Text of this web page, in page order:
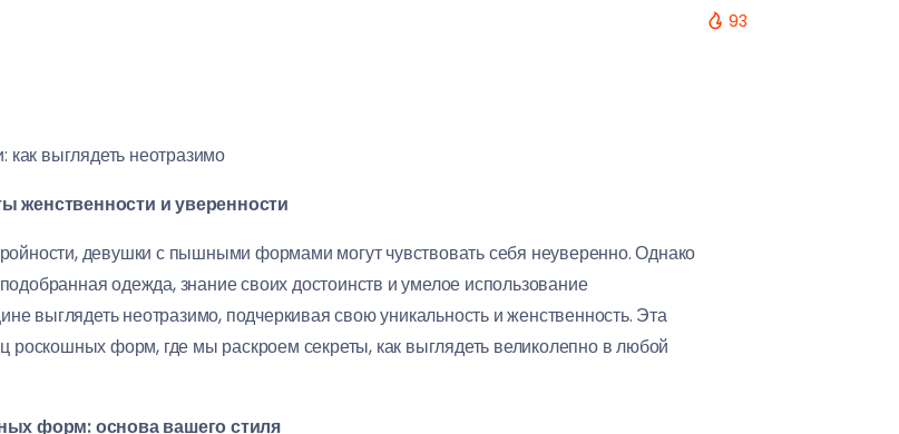
93
выглядеть неотразимо
и уверенности
девушки с пышными формами могут чувствовать себя неуверенно. Однако
одежда, знание своих достоинств и умелое использование
выглядеть неотразимо, подчеркивая свою уникальность и женственность. Эта
роскошных форм, где мы раскроем секреты, как выглядеть великолепно в любой
форм: основа вашего стиля